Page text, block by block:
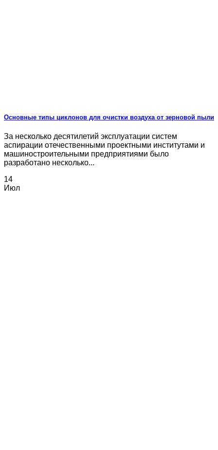
Основные типы циклонов для очистки воздуха от зерновой пыли
За несколько десятилетий эксплуатации систем
аспирации отечественными проектными институтами и
машиностроительными предприятиями было
разработано несколько...
14
Июл